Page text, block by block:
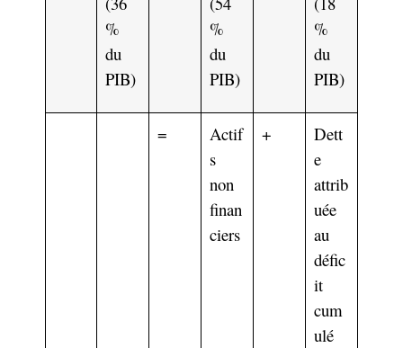
%
du
PIB)
%
du
PIB)
%
du
PIB)
=
Actif
s
non
finan
ciers
+
Dett
e
attrib
uée
au
défic
it
cum
ulé